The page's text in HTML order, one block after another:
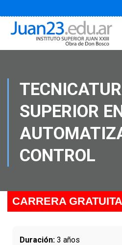
SUPERIOR
CONTROL
CARRERA GRATUITA
Duración: 3 años